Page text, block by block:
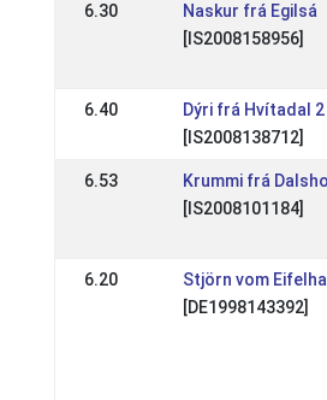
6.30
Naskur frá Egilsá
[IS2008158956]
6.40
Dýri frá Hvítadal 2
[IS2008138712]
6.53
Krummi frá
[IS2008101184]
6.20
Stjörn vom
[DE1998143392]